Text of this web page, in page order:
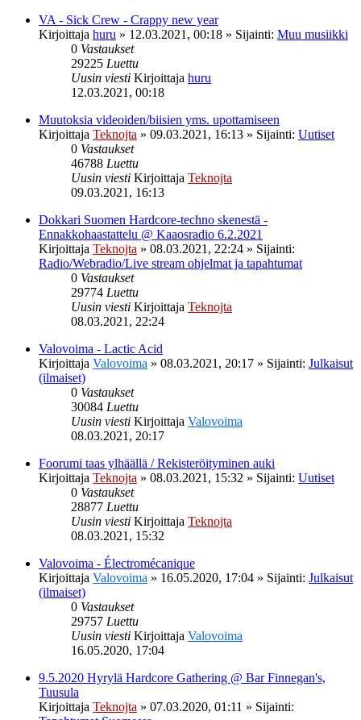
VA - Sick Crew - Crappy new year
Kirjoittaja huru » 12.03.2021, 00:18 » Sijainti: Muu musiikki
0 Vastaukset
29225 Luettu
Uusin viesti Kirjoittaja huru
12.03.2021, 00:18
Muutoksia videoiden/biisien yms. upottamiseen
Kirjoittaja Teknojta » 09.03.2021, 16:13 » Sijainti: Uutiset
0 Vastaukset
46788 Luettu
Uusin viesti Kirjoittaja Teknojta
09.03.2021, 16:13
Dokkari Suomen Hardcore-techno skenestä -
Ennakkohaastattelu @ Kaaosradio 6.2.2021
Kirjoittaja Teknojta » 08.03.2021, 22:24 » Sijainti:
Radio/Webradio/Live stream ohjelmat ja tapahtumat
0 Vastaukset
29774 Luettu
Uusin viesti Kirjoittaja Teknojta
08.03.2021, 22:24
Valovoima - Lactic Acid
Kirjoittaja Valovoima » 08.03.2021, 20:17 » Sijainti: Julkaisut
(ilmaiset)
0 Vastaukset
30084 Luettu
Uusin viesti Kirjoittaja Valovoima
08.03.2021, 20:17
Foorumi taas ylhäällä / Rekisteröityminen auki
Kirjoittaja Teknojta » 08.03.2021, 15:32 » Sijainti: Uutiset
0 Vastaukset
28877 Luettu
Uusin viesti Kirjoittaja Teknojta
08.03.2021, 15:32
Valovoima - Électromécanique
Kirjoittaja Valovoima » 16.05.2020, 17:04 » Sijainti: Julkaisut
(ilmaiset)
0 Vastaukset
29757 Luettu
Uusin viesti Kirjoittaja Valovoima
16.05.2020, 17:04
9.5.2020 Hyrylä Hardcore Gathering @ Bar Finnegan's,
Tuusula
Kirjoittaja Teknojta » 07.03.2020, 01:11 » Sijainti: